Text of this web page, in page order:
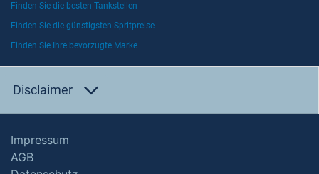
Finden Sie die besten Tankstellen
Finden Sie die günstigsten Spritpreise
Finden Sie Ihre bevorzugte Marke
Disclaimer
Impressum
AGB